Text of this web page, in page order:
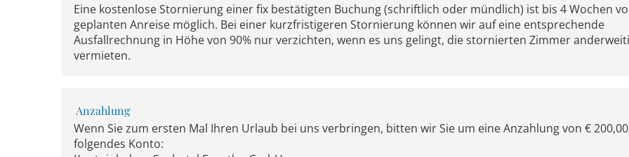
Eine kostenlose Stornierung einer fix bestätigten Buchung (schriftlich oder mündlich) ist bis 4 Wochen
geplanten Anreise möglich. Bei einer kurzfristigeren Stornierung können wir auf eine entsprechende
Ausfallrechnung in Höhe von 90% nur verzichten, wenn es uns gelingt, die stornierten Zimmer
vermieten.
Anzahlung
Wenn Sie zum ersten Mal Ihren Urlaub bei uns verbringen, bitten wir Sie um eine Anzahlung von €
folgendes Konto: